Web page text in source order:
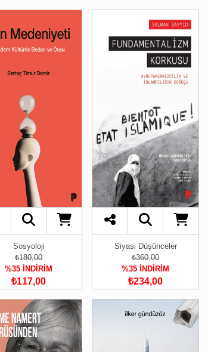
Sosyoloji
₺180,00
%35 İNDİRİM
₺117,00
Siyasi Düşünceler
₺360,00
%35 İNDİRİM
₺234,00